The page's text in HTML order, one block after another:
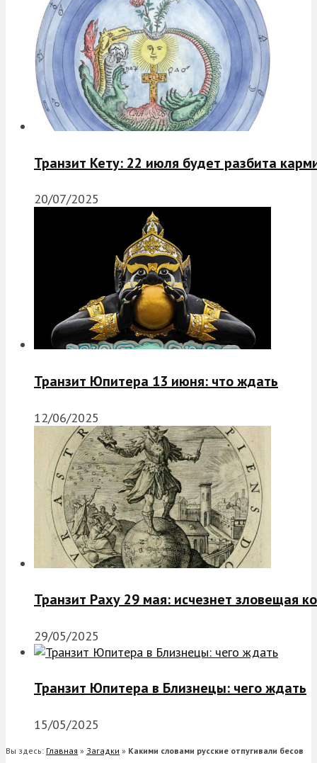
Транзит Кету: 22 июля будет разбита
20/07/2025
Транзит Юпитера 13 июня: что ждать
12/06/2025
Транзит Раху 29 мая: исчезнет зловещая
29/05/2025
Транзит Юпитера в Близнецы: чего ждать
15/05/2025
Вы здесь: Главная » Загадки » Какими словами русские отпугивали бесов